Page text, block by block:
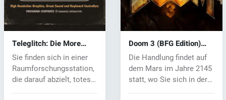
Teleglitch: Die More
Edition (PC) CD key
Sie finden sich in einer
Raumforschungsstation,
die darauf abzielt, totes
Doom 3 (BFG Edition)
(PC) CD key
Die Handlung findet auf
dem Mars im Jahre 2145
statt, wo Sie sich in der